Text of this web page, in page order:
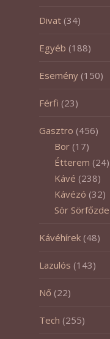
Divat (34)
Egyéb (188)
Esemény (150)
Férfi (23)
Gasztro (456)
Bor (17)
Étterem (24)
Kávé (238)
Kávézó (32)
Sör Sörfőzde
Kávéhírek (48)
Lazulós (143)
Nő (22)
Tech (255)